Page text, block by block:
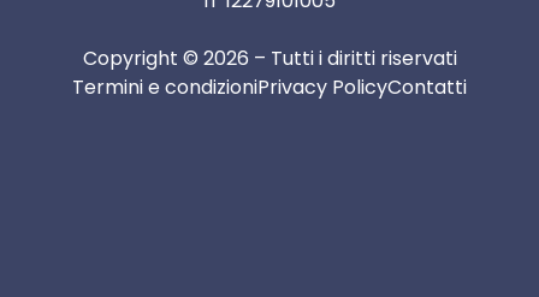
Copyright © 2026 – Tutti i diritti riservati
Termini e condizioniPrivacy PolicyContatti